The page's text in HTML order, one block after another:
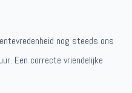
nog steeds ons
Een correcte vriendelijke